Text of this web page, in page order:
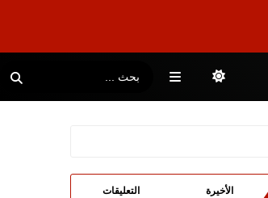
الأخيرة التعليقات